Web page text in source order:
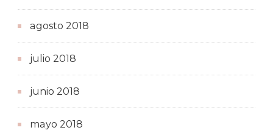
agosto 2018
julio 2018
junio 2018
mayo 2018